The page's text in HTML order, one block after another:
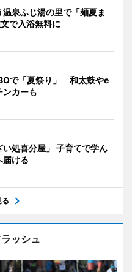
泉ふじ湯の里で「麺夏ま
で入浴無料に
で「夏祭り」 和太鼓やe
ンカーも
処喜分屋」 子育てで学ん
届ける
る
ッシュ